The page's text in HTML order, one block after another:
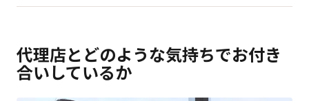
代理店とどのような気持ちでお付き
合いしているか